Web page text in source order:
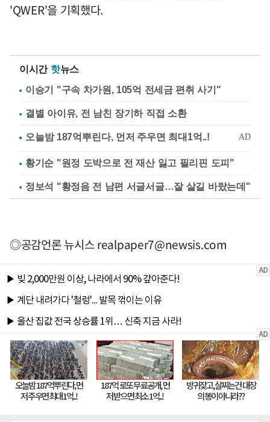
'QWER'을 기획했다.
이시간 핫뉴스
이승기 "구속 차가원, 105억 전세금 편취 사기"
결별 아이유, 전 남친 장기하 직접 소환
황기순 "원정 도박으로 전 재산 잃고 필리핀 도피"
정보석 "황정음 전 남편 서글서글…잘 살길 바랐는데"
◎공감언론 뉴시스realpaper7@newsis.com